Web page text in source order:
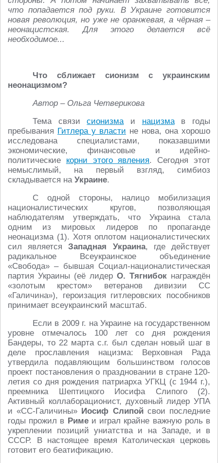
что попадается под руки. В Украине готовится
новая революция, но уже не оранжевая, а чёрная –
неонацистская. Для этого делается всё
необходимое...
Что сближает сионизм с украинским
неонацизмом?
Автор – Ольга Четверикова
Тема связисионизмаи нацизмав годы
пребывания Гитлера у власти не нова, она хорошо
исследована специалистами, показавшими
экономические, финансовые и идейно-
политические корни этого явления. Сегодня этот
немыслимый, на первый взгляд, симбиоз
складывается на Украине.
С одной стороны, налицо мобилизация
националистических кругов, позволяющая
наблюдателям утверждать, что Украина стала
одним из мировых лидеров по пропаганде
неонацизма (1). Хотя оплотом националистических
сил являетсяЗападная Украина, где действует
радикальное Всеукраинское объединение
«Свобода» – бывшая Социал-националистическая
партия Украины (её лидер О. Тягнибок награждён
«золотым крестом» ветеранов дивизии СС
«Галичина»), героизация гитлеровских пособников
принимает всеукраинский масштаб.
Если в 2009 г. на Украине на государственном
уровне отмечалось 100 лет со дня рождения
Бандеры, то 22 марта с.г. был сделан новый шаг в
деле прославления нацизма: Верховная Рада
утвердила подавляющим большинством голосов
проект постановления о праздновании в стране 120-
летия со дня рождения патриарха УГКЦ (с 1944 г.),
преемника Шептицкого Иосифа Слипого (2).
Активный коллаборационист, духовный лидер УПА
и «СС-Галичины» Иосиф Слипойсвои последние
годы прожил в Римеи играл крайне важную роль в
укреплении позиций униатства и на Западе, и в
СССР. В настоящее время Католическая церковь
готовит его беатификацию.